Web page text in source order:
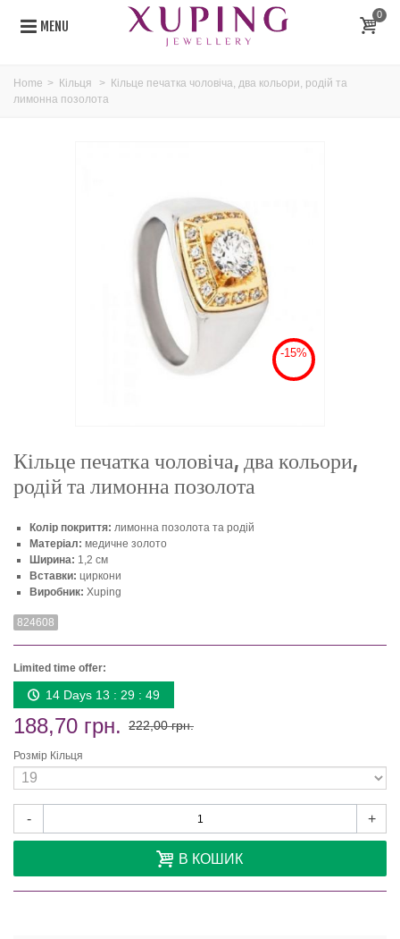
MENU
0
Home > Кільця > Кільце печатка чоловіча, два кольори, родій та
лимонна позолота
-15%
Кільце печатка чоловіча, два кольори,
родій та лимонна позолота
Колір покриття: лимонна позолота та родій
Матеріал: медичне золото
Ширина: 1,2 см
Вставки: циркони
Виробник: Xuping
824608
Limited time offer:
14 Days 13 : 29 : 49
188,70 грн. 222,00 грн.
Розмір Кільця
- +
В КОШИК